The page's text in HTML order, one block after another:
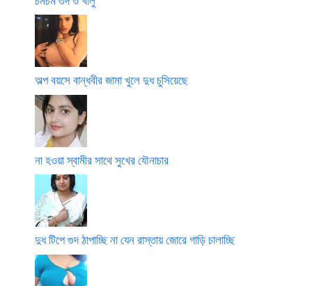
অল্প বয়সে বান্ধবীর জামা খুলে দুধ চুসিয়েছে
না হওয়া স্বামীর সাথে সুখের যৌনাচার
দুধ টিপে গুদ ঠাপাচ্ছি না যেন রাস্তায় জোরে গাড়ি চালাচ্ছি